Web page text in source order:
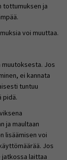
tottumuksen ja
voi muuttaa.
Jos
ei kannata
tuntuu
pidä.
ja maultaan
lisäämisen voi
Jos
jatkossa laittaa